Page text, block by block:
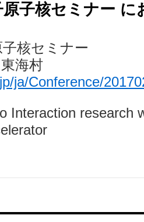
子核セミナー に
核セミナー
海村
ja/Conference/
Interaction research